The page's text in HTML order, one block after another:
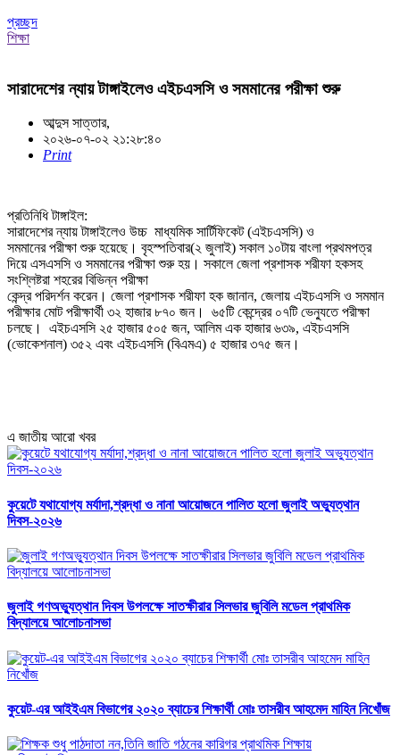
প্রচ্ছদ
শিক্ষা
সারাদেশের ন্যায় টাঙ্গাইলেও এইচএসসি ও সমমানের পরীক্ষা শুরু
আব্দুস সাত্তার,
২০২৬-০৭-০২ ২১:২৮:৪০
Print
প্রতিনিধি টাঙ্গাইল:
সারাদেশের ন্যায় টাঙ্গাইলেও উচ্চ মাধ্যমিক সার্টিফিকেট (এইচএসসি) ও
সমমানের পরীক্ষা শুরু হয়েছে। বৃহস্পতিবার(২ জুলাই) সকাল ১০টায় বাংলা প্রথমপত্র
দিয়ে এসএসসি ও সমমানের পরীক্ষা শুরু হয়। সকালে জেলা প্রশাসক শরীফা হকসহ
সংশ্লিষ্টরা শহরের বিভিন্ন পরীক্ষা
কেন্দ্র পরিদর্শন করেন। জেলা প্রশাসক শরীফা হক জানান, জেলায় এইচএসসি ও সমমান
পরীক্ষার মোট পরীক্ষার্থী ৩২ হাজার ৮৭০ জন। ৬৫টি কেন্দ্রের ০৭টি ভেন্যুতে পরীক্ষা
চলছে। এইচএসসি ২৫ হাজার ৫০৫ জন, আলিম এক হাজার ৬৩৯, এইচএসসি
(ভোকেশনাল) ৩৫২ এবং এইচএসসি (বিএমএ) ৫ হাজার ৩৭৫ জন।
এ জাতীয় আরো খবর
কুয়েটে যথাযোগ্য মর্যাদা,শ্রদ্ধা ও নানা আয়োজনে পালিত হলো জুলাই অভ্যুত্থান
দিবস-২০২৬
জুলাই গণঅভ্যু্ত্থান দিবস উপলক্ষে সাতক্ষীরার সিলভার জুবিলি মডেল প্রাথমিক
বিদ্যালয়ে আলোচনাসভা
কুয়েট-এর আইইএম বিভাগের ২০২০ ব্যাচের শিক্ষার্থী মোঃ তাসরীব আহমেদ মাহিন নিখোঁজ